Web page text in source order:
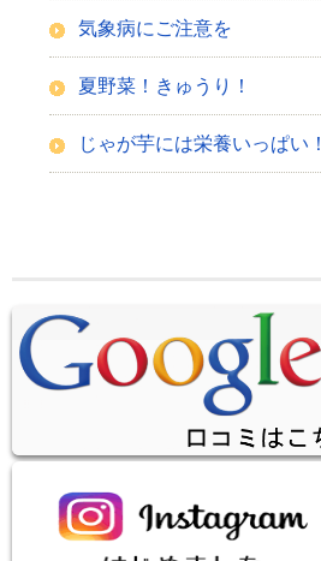
気象病にご注意を
夏野菜！きゅうり！
じゃが芋には栄養いっぱい！